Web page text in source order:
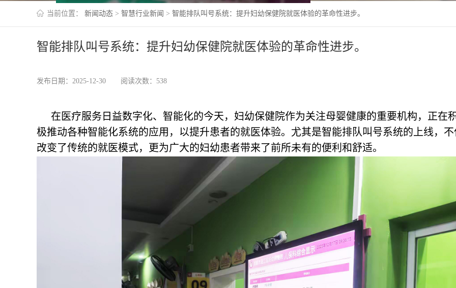
当前位置： 新闻动态 > 智慧行业新闻 > 智能排队叫号系统：提升妇幼保健院就医体验的革命性进步。
智能排队叫号系统：提升妇幼保健院就医体验的革命性进步。
发布日期：2025-12-30 阅读次数：538
在医疗服务日益数字化、智能化的今天，妇幼保健院作为关注母婴健康的重要机构，正在
极推动各种智能化系统的应用，以提升患者的就医体验。尤其是智能排队叫号系统的上线，不
改变了传统的就医模式，更为广大的妇幼患者带来了前所未有的便利和舒适。